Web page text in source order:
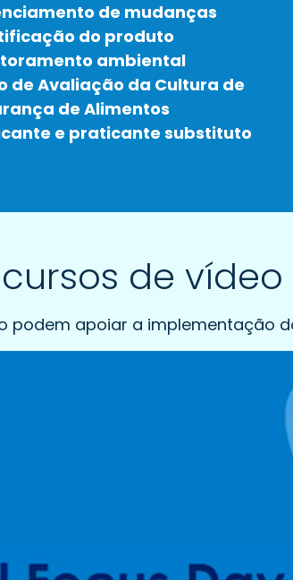
de mudanças
do produto
ambiental
de Avaliação da Cultura de
de Alimentos
e praticante substituto
de vídeo
apoiar a implementação